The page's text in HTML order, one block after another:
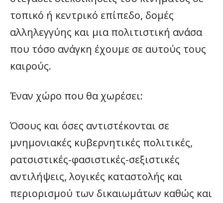
τοπικό ή κεντρικό επίπεδο, δομές
αλληλεγγύης και μια πολιτιστική ανάσα
που τόσο ανάγκη έχουμε σε αυτούς τους
καιρούς.
Έναν χώρο που θα χωρέσει:
Όσους και όσες αντιστέκονται σε
μνημονιακές κυβερνητικές πολιτικές,
ρατσιστικές-φασιστικές-σεξιστικές
αντιλήψεις, λογικές καταστολής και
περιορισμού των δικαιωμάτων καθώς και